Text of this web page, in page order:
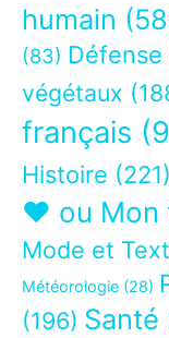
humain
(83) Défense
végétaux
français
Histoire (221)
❤ ou Mon
Mode et
Météorologie (28)
(196) Santé